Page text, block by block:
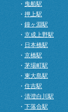
・ 曳船駅
・ 押上駅
・ 鐘ヶ淵駅
・ 京成上野駅
・ 日本橋駅
・ 京橋駅
・ 茅場町駅
・ 東大島駅
・ 住吉駅
・ 清澄白川駅
・ 下落合駅